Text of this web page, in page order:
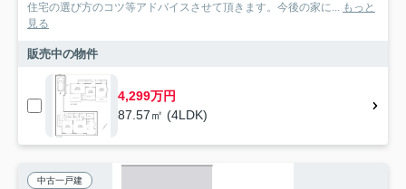
住宅の選び方のコツ等アドバイスさせて頂きます。今後の家に... もっと
見る
販売中の物件
4,299万円
87.57㎡ (4LDK)
中古一戸建